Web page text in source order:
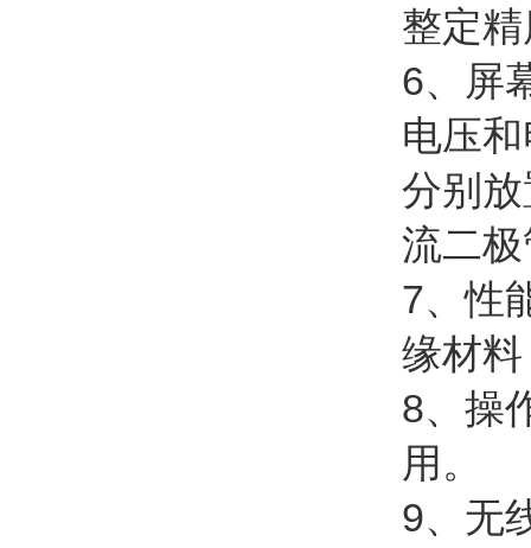
整定
6、屏
电压
分别
流二
7、性
缘材
8、操
用。
9、无